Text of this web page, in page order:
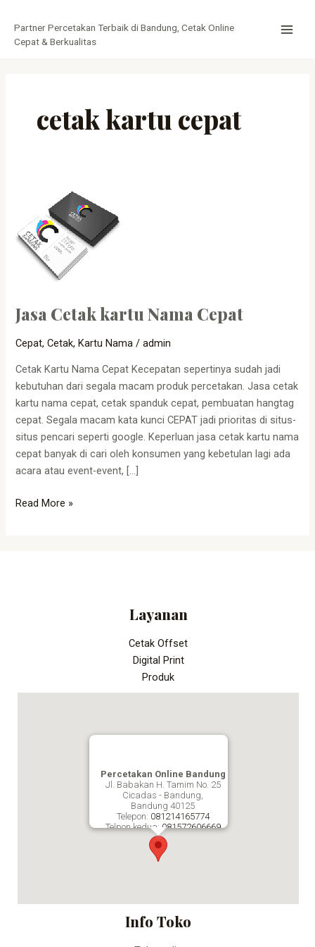
konten
Partner Percetakan Terbaik di Bandung, Cetak Online
Cepat & Berkualitas
cetak kartu cepat
Jasa Cetak kartu Nama Cepat
Cepat,Cetak,Kartu Nama /admin
Cetak Kartu Nama Cepat Kecepatan sepertinya sudah jadi
kebutuhan dari segala macam produk percetakan. Jasa cetak
kartu nama cepat, cetak spanduk cepat, pembuatan hangtag
cepat. Segala macam kata kunci CEPAT jadi prioritas di situs-
situs pencari seperti google. Keperluan jasa cetak kartu nama
cepat banyak di cari oleh konsumen yang kebetulan lagi ada
acara atau event-event, […]
kartu
Nama
Cepat
Read More »
Layanan
Cetak Offset
Digital Print
Produk
Percetakan Online Bandung
Jl. Babakan H. Tamim No. 25
Cicadas - Bandung,
Bandung 40125
Telepon: 081214165774
Telpon kedua: 081572606669
Percetakan Online Bandung
Info Toko